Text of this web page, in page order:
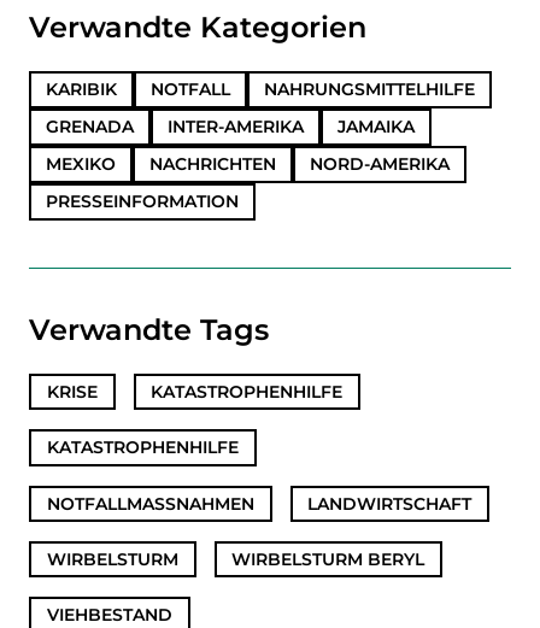
Verwandte Kategorien
KARIBIK NOTFALL
NAHRUNGSMITTELHILFE
GRENADA
INTER-AMERIKA
JAMAIKA
MEXIKO
NACHRICHTEN
NORD-AMERIKA
PRESSEINFORMATION
Verwandte Tags
KRISE KATASTROPHENHILFE
KATASTROPHENHILFE
NOTFALLMASSNAHMEN LANDWIRTSCHAFT
WIRBELSTURM WIRBELSTURM BERYL
VIEHBESTAND